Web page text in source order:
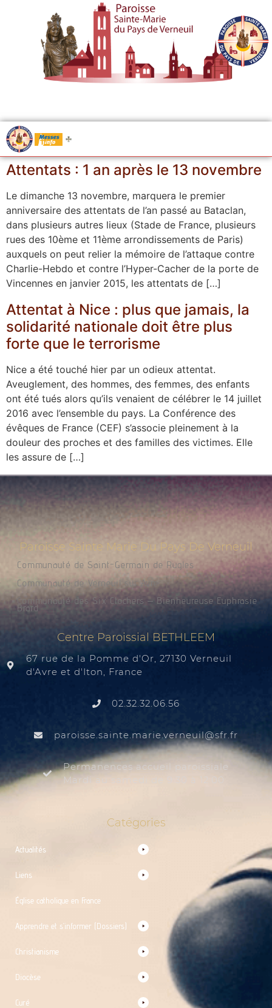
Messes
Attentats : 1 an après le 13 novembre
Le dimanche 13 novembre, marquera le premier
anniversaire des attentats de l’an passé au Bataclan,
dans plusieurs autres lieux (Stade de France, plusieurs
rues des 10ème et 11ème arrondissements de Paris)
auxquels on peut relier la mémoire de l’attaque contre
Charlie-Hebdo et contre l’Hyper-Cacher de la porte de
Vincennes en janvier 2015, les attentats de […]
Attentat à Nice : plus que jamais, la
solidarité nationale doit être plus
forte que le terrorisme
Nice a été touché hier par un odieux attentat.
Aveuglement, des hommes, des femmes, des enfants
ont été tués alors qu’ils venaient de célébrer le 14 juillet
2016 avec l’ensemble du pays. La Conférence des
évêques de France (CEF) s’associe pleinement à la
douleur des proches et des familles des victimes. Elle
les assure de […]
Paroisse Sainte Marie Du Pays De Verneuil
Communauté de Saint-Germain de Rugles
Communauté de Verneuil sur Avre
Communauté des Six Clochers – Bienheureuse Euphrasie
Brard
Centre Paroissial BETHLEEM
67 rue de la Pomme d'Or, 27130 Verneuil
d'Avre et d'Iton, France
02.32.32.06.56
rf.rfs
@liuenrev.eiram.etnias.essiorap
Permanences accueil paroissiale
Mardi au samedi de 9:30 à 12:00
Catégories
Actualités
Liens
Église catholique en France
Apprendre et s’informer (Dossiers)
Christianisme
Diocèse
Curé